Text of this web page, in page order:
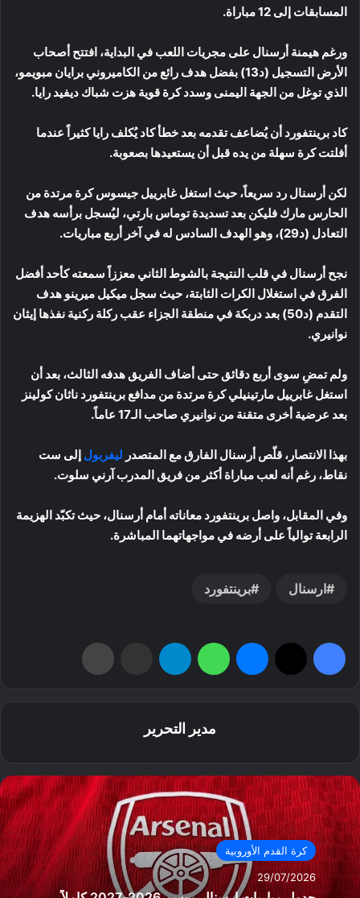
المسابقات إلى 12 مباراة.
ورغم هيمنة أرسنال على مجريات اللعب في البداية، افتتح أصحاب
الأرض التسجيل (د13) بفضل هدف رائع من الكاميروني برايان مبويمو،
الذي توغل من الجهة اليمنى وسدد كرة قوية هزت شباك ديفيد رايا.
كاد برينتفورد أن يُضاعف تقدمه بعد خطأ كاد يُكلف رايا كثيراً عندما
أفلتت كرة سهلة من يده قبل أن يستعيدها بصعوبة.
لكن أرسنال رد سريعاً، حيث استغل غابرييل جيسوس كرة مرتدة من
الحارس مارك فليكن بعد تسديدة توماس بارتي، ليُسجل برأسه هدف
التعادل (د29)، وهو الهدف السادس له في آخر أربع مباريات.
نجح أرسنال في قلب النتيجة بالشوط الثاني معززاً سمعته كأحد أفضل
الفرق في استغلال الكرات الثابتة، حيث سجل ميكيل ميرينو هدف
التقدم (د50) بعد دربكة في منطقة الجزاء عقب ركلة ركنية نفذها إيثان
نوانيري.
ولم تمضِ سوى أربع دقائق حتى أضاف الفريق هدفه الثالث، بعد أن
استغل غابرييل مارتينيلي كرة مرتدة من مدافع برينتفورد ناثان كولينز
بعد عرضية أخرى متقنة من نوانيري صاحب الـ17 عاماً.
بهذا الانتصار، قلّص أرسنال الفارق مع المتصدر ليفربول إلى ست
نقاط، رغم أنه لعب مباراة أكثر من فريق المدرب آرني سلوت.
وفي المقابل، واصل برينتفورد معاناته أمام أرسنال، حيث تكبّد الهزيمة
الرابعة توالياً على أرضه في مواجهاتهما المباشرة.
ارسنال برينتفورد
مدير التحرير
كرة القدم الأوروبية
29/07/2026